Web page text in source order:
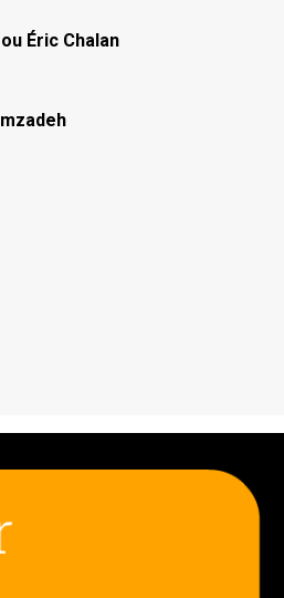
Éric Chalan